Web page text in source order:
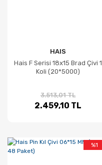
HAIS
Hais F Serisi 18x15 Brad Çivi 1
Koli (20*5000)
3.513,01 TL
2.459,10 TL
%1